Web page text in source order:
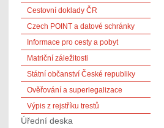
Cestovní doklady ČR
Czech POINT a datové schránky
Informace pro cesty a pobyt
Matriční záležitosti
Státní občanství České republiky
Ověřování a superlegalizace
Výpis z rejstříku trestů
Úřední deska